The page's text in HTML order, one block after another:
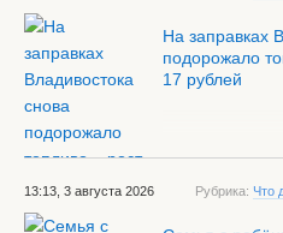
На заправках
подорожало
17 рублей
13:13, 3 августа 2026 Рубрика: Что